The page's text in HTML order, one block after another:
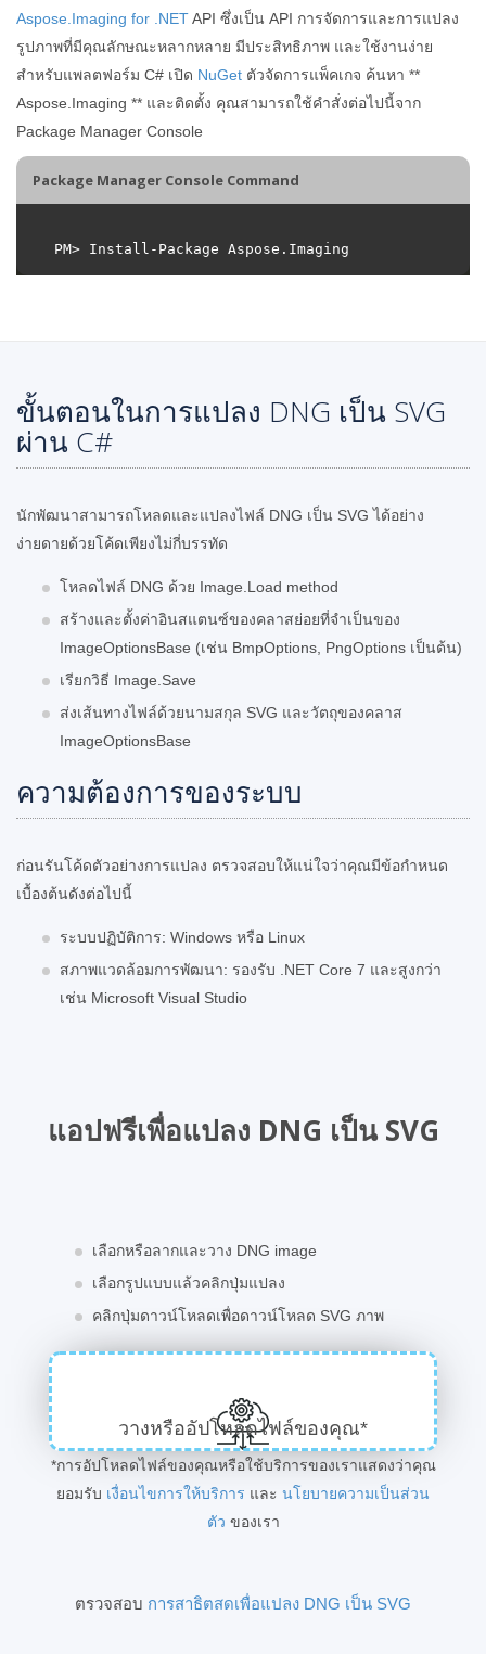
Aspose.Imaging for .NETAPI ซึ่งเป็น API การจัดการและการแปลง
รูปภาพที่มีคุณลักษณะหลากหลาย มีประสิทธิภาพ และใช้งานง่าย
สำหรับแพลตฟอร์ม C# เปิด NuGet ตัวจัดการแพ็คเกจ ค้นหา **
Aspose.Imaging ** และติดตั้ง คุณสามารถใช้คำสั่งต่อไปนี้จาก
Package Manager Console
Package Manager Console Command
ขั้นตอนในการแปลง DNG เป็น SVG
ผ่าน C#
นักพัฒนาสามารถโหลดและแปลงไฟล์ DNG เป็น SVG ได้อย่าง
ง่ายดายด้วยโค้ดเพียงไม่กี่บรรทัด
โหลดไฟล์ DNG ด้วย Image.Load method
สร้างและตั้งค่าอินสแตนซ์ของคลาสย่อยที่จำเป็นของ
ImageOptionsBase (เช่น BmpOptions, PngOptions เป็นต้น)
เรียกวิธี Image.Save
ส่งเส้นทางไฟล์ด้วยนามสกุล SVG และวัตถุของคลาส
ImageOptionsBase
ความต้องการของระบบ
ก่อนรันโค้ดตัวอย่างการแปลง ตรวจสอบให้แน่ใจว่าคุณมีข้อกำหนด
เบื้องต้นดังต่อไปนี้
ระบบปฏิบัติการ: Windows หรือ Linux
สภาพแวดล้อมการพัฒนา: รองรับ .NET Core 7 และสูงกว่า
เช่น Microsoft Visual Studio
แอปฟรีเพื่อแปลง DNG เป็น SVG
เลือกหรือลากและวาง DNG image
เลือกรูปแบบแล้วคลิกปุ่มแปลง
คลิกปุ่มดาวน์โหลดเพื่อดาวน์โหลด SVG ภาพ
วางหรืออัปโหลดไฟล์ของคุณ*
*การอัปโหลดไฟล์ของคุณหรือใช้บริการของเราแสดงว่าคุณ
ยอมรับ เงื่อนไขการให้บริการ และ นโยบายความเป็นส่วน
ตัว ของเรา
ตรวจสอบ การสาธิตสดเพื่อแปลง DNG เป็น SVG